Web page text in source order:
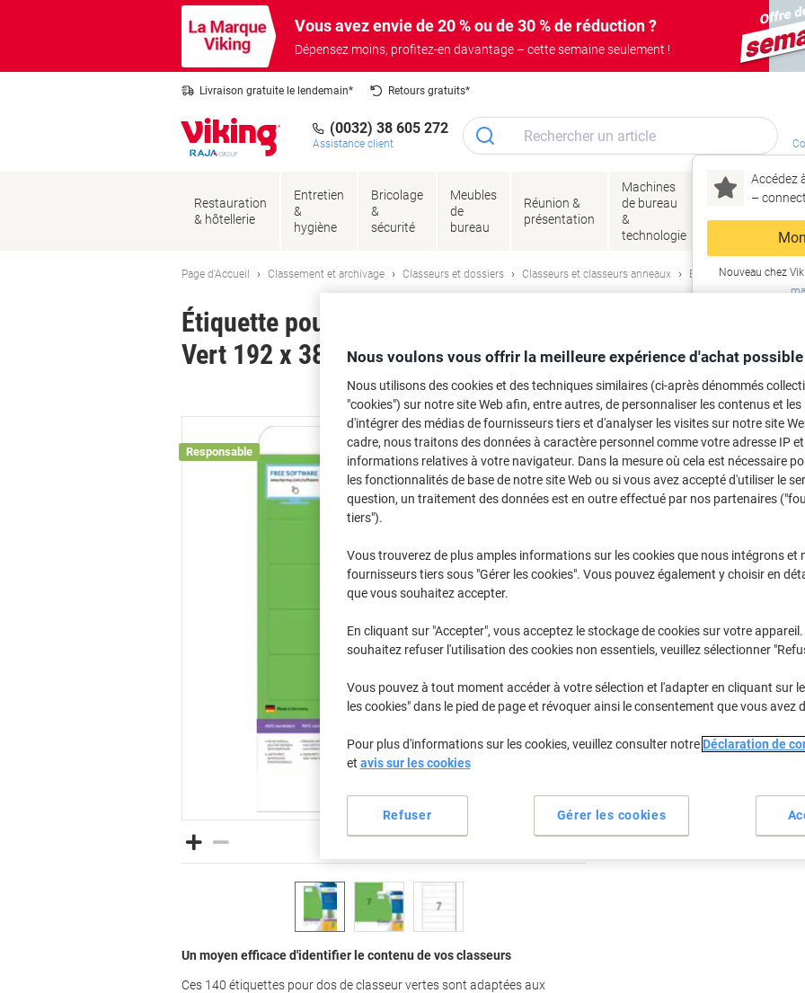
Vous avez envie de 20 % ou de 30 % de réduction ?
Dépensez moins, profitez-en davantage – cette semaine seulement !
Livraison gratuite le lendemain* Retours gratuits*
(0032) 38 605 272
Assistance client
Accédez
–
Nouveau chez
Restauration
& hôtellerie
Entretien
&
hygiène
Bricolage
&
sécurité
Meubles
de
bureau
Réunion &
présentation
Machines
de bureau
&
technologie
Encres
&
Page d'Accueil Classement et archivage Classeurs et dossiers Classeurs et classeurs anneaux Étiquettes pour
Étiquette pour dos de classeur HERMA Adhésif
Vert 192 x 38 mm 20 Feuilles de 7 Étiquettes
Marque : HERMA Viking N°. 3226518
Responsable
Un moyen efficace d'identifier le contenu de vos classeurs
Ces 140 étiquettes pour dos de classeur vertes sont adaptées aux
Achetez Plus,Dépensez Moins
€20,69
Paquet
À partir de 3 Paquets
€24,21 TVA incl.
€22,69
3+Paquets €20,69 -8%
En stock Livraison 2-3 jours
Quantité
Ajouter à une liste
Informations de livraison
Nous voulons vous offrir la meilleure expérience d'achat possible
Nous utilisons des cookies et des techniques similaires (ci-après dénommés
"cookies") sur notre site Web afin, entre autres, de personnaliser les contenus et les
d'intégrer des médias de fournisseurs tiers et d'analyser les visites sur notre site
cadre, nous traitons des données à caractère personnel comme votre adresse IP et
informations relatives à votre navigateur. Dans la mesure où cela est nécessaire
les fonctionnalités de base de notre site Web ou si vous avez accepté d'utiliser le
question, un traitement des données est en outre effectué par nos partenaires
tiers").
Vous trouverez de plus amples informations sur les cookies que nous intégrons et
fournisseurs tiers sous "Gérer les cookies". Vous pouvez également y choisir en
que vous souhaitez accepter.
En cliquant sur "Accepter", vous acceptez le stockage de cookies sur votre appareil.
souhaitez refuser l'utilisation des cookies non essentiels, veuillez sélectionner
Vous pouvez à tout moment accéder à votre sélection et l'adapter en cliquant sur le
les cookies" dans le pied de page et révoquer ainsi le consentement que vous avez
Pour plus d'informations sur les cookies, veuillez consulter notre Déclaration de
et avis sur les cookies
Gérer les cookies
Refuser